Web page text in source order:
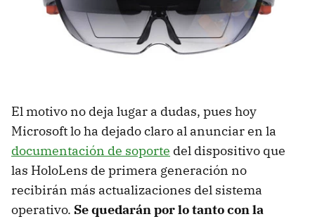
El motivo no deja lugar a dudas, pues hoy
Microsoft lo ha dejado claro al anunciar en la
documentación de soporte del dispositivo que
las HoloLens de primera generación no
recibirán más actualizaciones del sistema
operativo. Se quedarán por lo tanto con la